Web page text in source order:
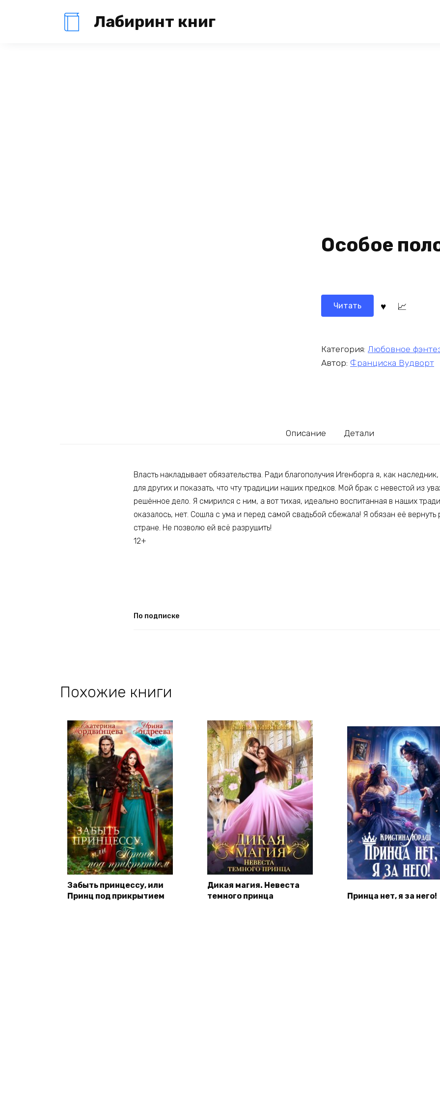
Лабиринт книг
Особое
Читать
Категория: Любовное
Автор: Франциска Вудворт
Описание Детали
Власть накладывает обязательства. Ради благополучия Игенборга я, как
для других и показать, что чту традиции наших предков. Мой брак с невестой из
решённое дело. Я смирился с ним, а вот тихая, идеально воспитанная в наших
оказалось, нет. Сошла с ума и перед самой свадьбой сбежала! Я обязан её вернуть
стране. Не позволю ей всё разрушить!
12+
По подписке
Похожие книги
Забыть принцессу, или
Принц под прикрытием
Дикая магия. Невеста
темного принца
Принца нет, я за него!